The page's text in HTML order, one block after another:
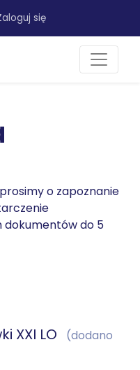
się
o zapoznanie
do 5
XXI LO
(dodano